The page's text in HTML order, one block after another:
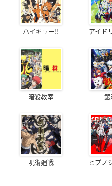
ハイキュー!! アイド
暗殺教室
呪術廻戦 ヒプノ